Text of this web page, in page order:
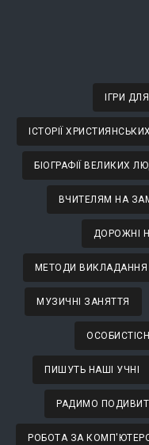
ІГРИ
ІСТОРІЇ
БІОГРАФІЇ ВЕЛИКИХ
ВЧИТЕЛЯМ НА
ДОРОЖНІ
МЕТОДИ ВИКЛАДАННЯ
МУЗИЧНІ ЗАНЯТТЯ
ПИШУТЬ НАШІ УЧНІ
РАДИМО
РОБОТА ЗА